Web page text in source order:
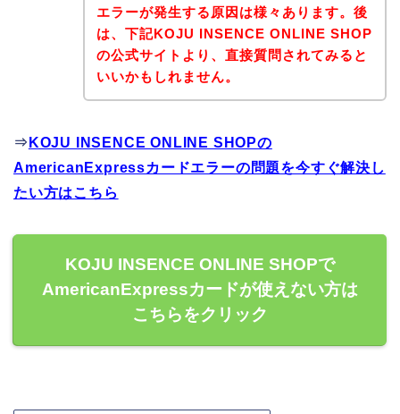
エラーが発生する原因は様々あります。後
は、下記KOJU INSENCE ONLINE SHOP
の公式サイトより、直接質問されてみると
いいかもしれません。
⇒ KOJU INSENCE ONLINE SHOPの
AmericanExpressカードエラーの問題を今すぐ解決し
たい方はこちら
KOJU INSENCE ONLINE SHOPで
AmericanExpressカードが使えない方は
こちらをクリック